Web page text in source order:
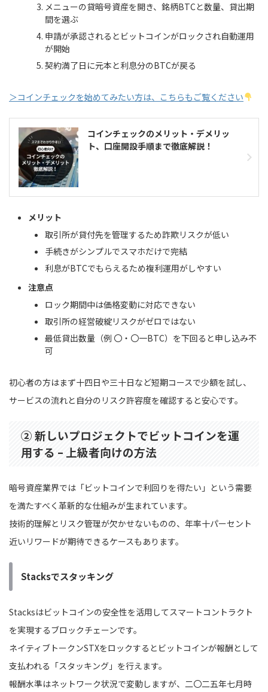
メニューの貸暗号資産を開き、銘柄BTCと数量、貸出期
間を選ぶ
申請が承認されるとビットコインがロックされ自動運用
が開始
契約満了日に元本と利息分のBTCが戻る
＞コインチェックを始めてみたい方は、こちらもご覧ください
コインチェックのメリット・デメリッ
ト、口座開設手順まで徹底解説！
メリット
取引所が貸付先を管理するため詐欺リスクが低い
手続きがシンプルでスマホだけで完結
利息がBTCでもらえるため複利運用がしやすい
注意点
ロック期間中は価格変動に対応できない
取引所の経営破綻リスクがゼロではない
最低貸出数量（例 〇・〇一BTC）を下回ると申し込み不
可
初心者の方はまず十四日や三十日など短期コースで少額を試し、
サービスの流れと自分のリスク許容度を確認すると安心です。
② 新しいプロジェクトでビットコインを運
用する – 上級者向けの方法
暗号資産業界では「ビットコインで利回りを得たい」という需要
を満たすべく革新的な仕組みが生まれています。
技術的理解とリスク管理が欠かせないものの、年率十パーセント
近いリワードが期待できるケースもあります。
Stacksでスタッキング
Stacksはビットコインの安全性を活用してスマートコントラクト
を実現するブロックチェーンです。
ネイティブトークンSTXをロックするとビットコインが報酬として
支払われる「スタッキング」を行えます。
報酬水準はネットワーク状況で変動しますが、二〇二五年七月時